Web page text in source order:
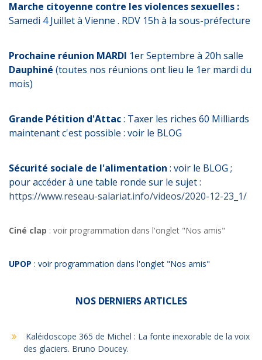
Marche citoyenne contre les violences sexuelles :
Samedi 4 Juillet à Vienne . RDV 15h à la sous-préfecture
Prochaine réunion MARDI 1er Septembre à 20h salle
Dauphiné (toutes nos réunions ont lieu le 1er mardi du
mois)
Grande Pétition d'Attac: Taxer les riches 60 Milliards
maintenant c'est possible : voir le BLOG
Sécurité sociale de l'alimentation : voir le BLOG ;
pour accéder à une table ronde sur le sujet :
https://www.reseau-salariat.info/videos/2020-12-23_1/
Ciné clap : voir programmation dans l'onglet "Nos amis"
UPOP : voir programmation dans l'onglet "Nos amis"
NOS DERNIERS ARTICLES
Kaléidoscope 365 de Michel : La fonte inexorable de la voix
des glaciers. Bruno Doucey.